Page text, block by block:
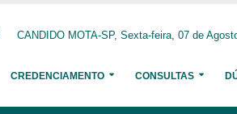
CANDIDO MOTA-SP, Sexta-feira, 07 de
CREDENCIAMENTO CONSULTAS